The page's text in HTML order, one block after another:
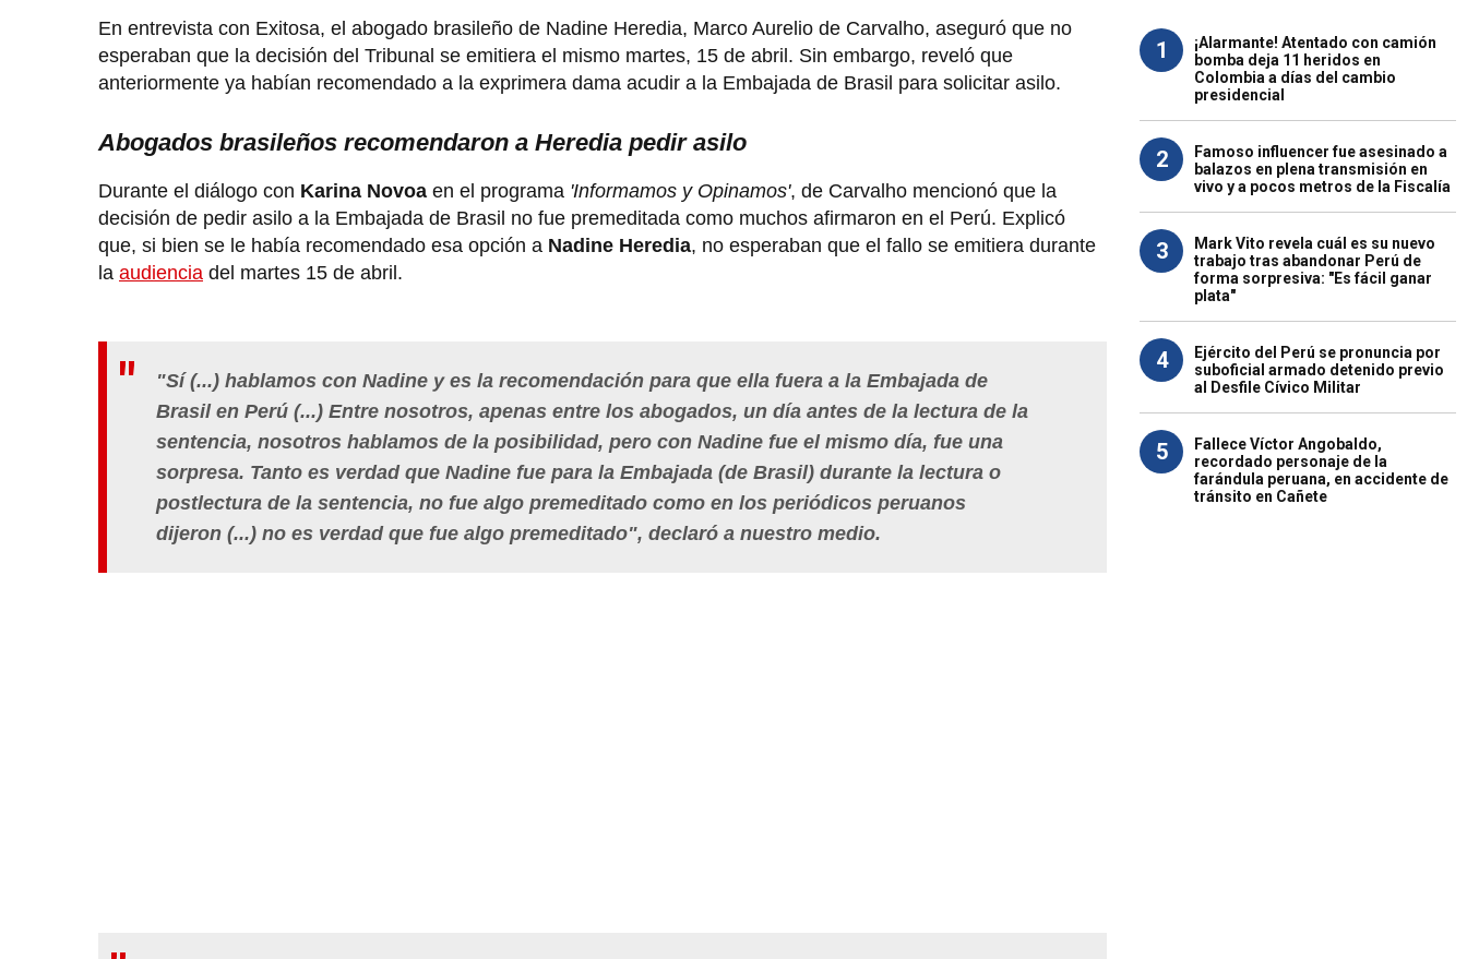
En entrevista con Exitosa, el abogado brasileño de Nadine Heredia, Marco Aurelio de Carvalho, aseguró que no
esperaban que la decisión del Tribunal se emitiera el mismo martes, 15 de abril. Sin embargo, reveló que
anteriormente ya habían recomendado a la exprimera dama acudir a la Embajada de Brasil para solicitar asilo.
Abogados brasileños recomendaron a Heredia pedir asilo
Durante el diálogo con Karina Novoa en el programa 'Informamos y Opinamos', de Carvalho mencionó que la
decisión de pedir asilo a la Embajada de Brasil no fue premeditada como muchos afirmaron en el Perú. Explicó
que, si bien se le había recomendado esa opción a Nadine Heredia, no esperaban que el fallo se emitiera durante
la audiencia del martes 15 de abril.
"Sí (...) hablamos con Nadine y es la recomendación para que ella fuera a la Embajada de
Brasil en Perú (...) Entre nosotros, apenas entre los abogados, un día antes de la lectura de la
sentencia, nosotros hablamos de la posibilidad, pero con Nadine fue el mismo día, fue una
sorpresa. Tanto es verdad que Nadine fue para la Embajada (de Brasil) durante la lectura o
postlectura de la sentencia, no fue algo premeditado como en los periódicos peruanos
dijeron (...) no es verdad que fue algo premeditado", declaró a nuestro medio.
1
¡Alarmante! Atentado con camión
bomba deja 11 heridos en
Colombia a días del cambio
presidencial
2
Famoso influencer fue asesinado a
balazos en plena transmisión en
vivo y a pocos metros de la Fiscalía
3
Mark Vito revela cuál es su nuevo
trabajo tras abandonar Perú de
forma sorpresiva: "Es fácil ganar
plata"
4
Ejército del Perú se pronuncia por
suboficial armado detenido previo
al Desfile Cívico Militar
5
Fallece Víctor Angobaldo,
recordado personaje de la
farándula peruana, en accidente de
tránsito en Cañete